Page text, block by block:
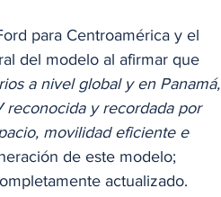
para Centroamérica y el
del modelo al afirmar que
a nivel global y en Panamá,
reconocida y recordada por
movilidad eficiente e
de este modelo;
actualizado.